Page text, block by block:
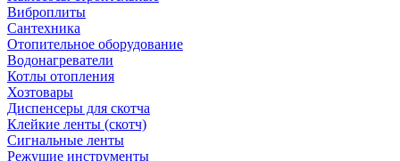
Виброплиты
Сантехника
Отопительное оборудование
Водонагреватели
Котлы отопления
Хозтовары
Диспенсеры для скотча
Клейкие ленты (скотч)
Сигнальные ленты
Режущие инструменты